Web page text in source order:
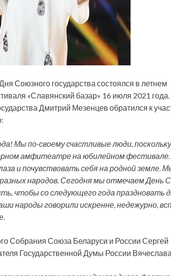
Союзного государства состоялся в летнем
«Славянский базар» 16 июля 2021 года.
Дмитрий Мезенцев обратился к
Мы по-своему счастливые люди,
амфитеатре на юбилейном
и почувствовать себя на родной земле.
народов. Сегодня мы отмечаем День
чтобы со следующего года праздновать
народы говорили искренне, недежурно,
.
Собрания Союза Беларуси и России Сергей
Государственной Думы России